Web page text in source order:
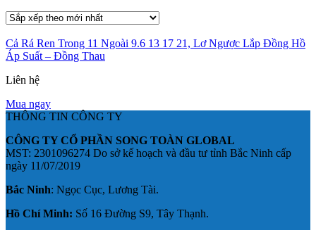
Cả Rá Ren Trong 11 Ngoài 9.6 13 17 21, Lơ Ngược Lắp Đồng Hồ
Áp Suất – Đồng Thau
Liên hệ
Mua ngay
THÔNG TIN CÔNG TY
CÔNG TY CỔ PHẦN SONG TOÀN GLOBAL
MST: 2301096274 Do sở kế hoạch và đầu tư tỉnh Bắc Ninh cấp
ngày 11/07/2019
Bắc Ninh: Ngọc Cục, Lương Tài.
Hồ Chí Minh: Số 16 Đường S9, Tây Thạnh.